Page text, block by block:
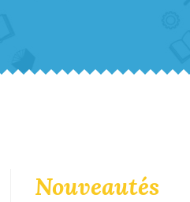
Nouveautés